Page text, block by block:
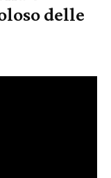
delle